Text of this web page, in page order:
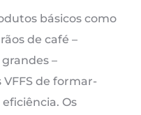
básicos como
de café –
–
de formar-
Os